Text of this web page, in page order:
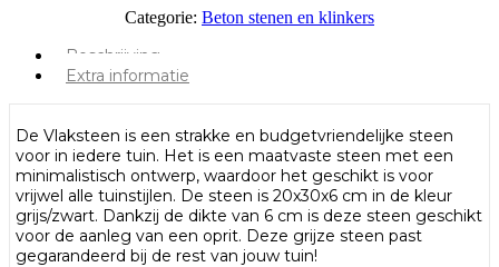
Categorie: Beton stenen en klinkers
Beschrijving
Extra informatie
De Vlaksteen is een strakke en budgetvriendelijke steen
voor in iedere tuin. Het is een maatvaste steen met een
minimalistisch ontwerp, waardoor het geschikt is voor
vrijwel alle tuinstijlen. De steen is 20x30x6 cm in de kleur
grijs/zwart. Dankzij de dikte van 6 cm is deze steen geschikt
voor de aanleg van een oprit. Deze grijze steen past
gegarandeerd bij de rest van jouw tuin!